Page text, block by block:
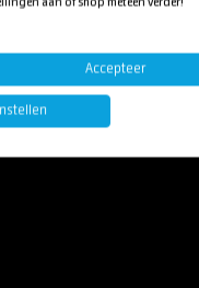
aan of shop meteen verder!
Accepteer